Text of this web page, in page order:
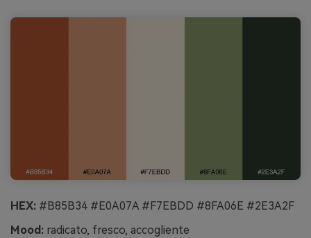
HEX: #B85B34 #E0A07A #F7EBDD #8FA06E #2E3A2F
Mood: radicato, fresco, accogliente